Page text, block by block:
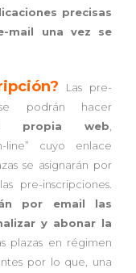
precisas
mail una vez se
Las pre-
podrán hacer
propia web
line” cuyo enlace
se asignarán por
pre-inscripciones.
por email las
y abonar la
plazas en régimen
por lo que, una